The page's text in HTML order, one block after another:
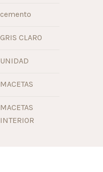
cemento
GRIS CLARO
UNIDAD
MACETAS
MACETAS
INTERIOR